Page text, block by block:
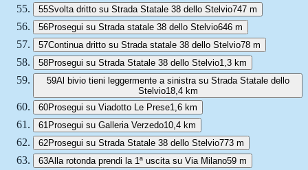
55Svolta dritto su Strada Statale 38 dello Stelvio747 m
56Prosegui su Strada statale 38 dello Stelvio646 m
57Continua dritto su Strada statale 38 dello Stelvio78 m
58Prosegui su Strada Statale 38 dello Stelvio1,3 km
59Al bivio tieni leggermente a sinistra su Strada Statale dello
Stelvio18,4 km
60Prosegui su Viadotto Le Prese1,6 km
61 Prosegui su Galleria Verzedo10,4 km
62Prosegui su Strada Statale 38 dello Stelvio773 m
63Alla rotonda prendi la 1ª uscita su Via Milano59 m